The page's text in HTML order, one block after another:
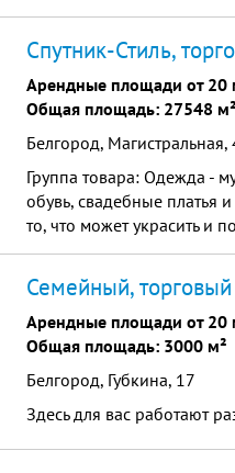
Спутник-Стиль,
Арендные площади от 20
Общая площадь: 27548 м²
Белгород,
Группа товара: Одежда -
обувь, свадебные платья
то, что может украсить и
Семейный,
Арендные площади от 20
Общая площадь: 3000 м²
Белгород, Губкина, 17
Здесь для вас работают